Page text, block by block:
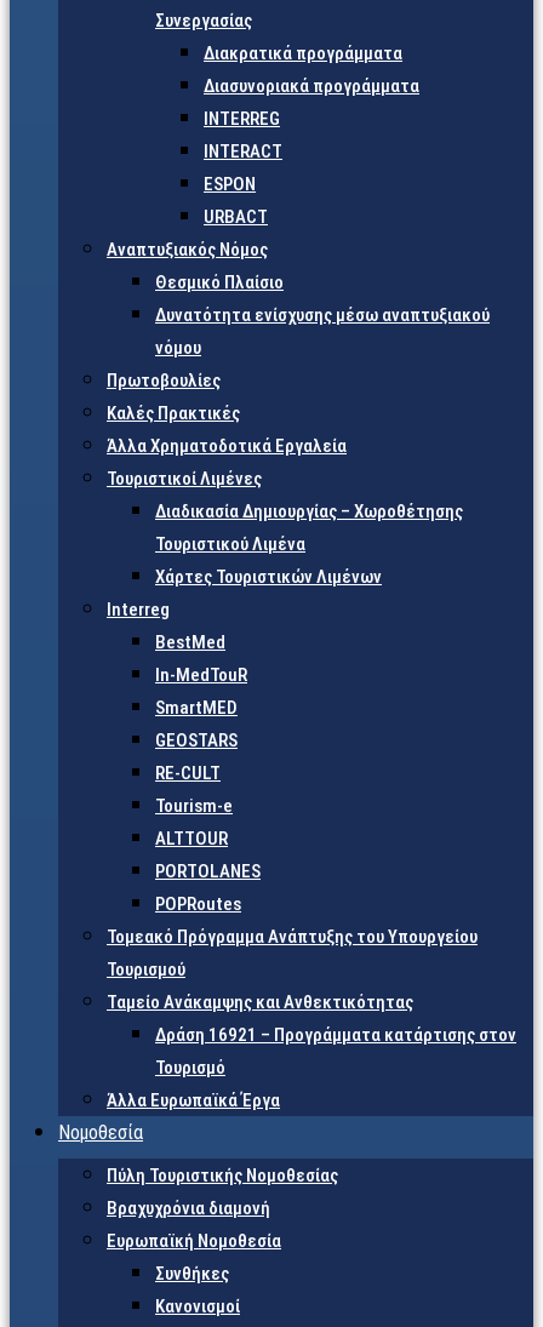
Συνεργασίας
Διακρατικά προγράμματα
Διασυνοριακά προγράμματα
INTERREG
INTERACT
ESPON
URBACT
Αναπτυξιακός Νόμος
Θεσμικό Πλαίσιο
Δυνατότητα ενίσχυσης μέσω αναπτυξιακού
νόμου
Πρωτοβουλίες
Καλές Πρακτικές
Άλλα Χρηματοδοτικά Εργαλεία
Τουριστικοί Λιμένες
Διαδικασία Δημιουργίας – Χωροθέτησης
Τουριστικού Λιμένα
Χάρτες Τουριστικών Λιμένων
Interreg
BestMed
In-MedTouR
SmartMED
GEOSTARS
RE-CULT
Tourism-e
ALTTOUR
PORTOLANES
POPRoutes
Τομεακό Πρόγραμμα Ανάπτυξης του Υπουργείου
Τουρισμού
Ταμείο Ανάκαμψης και Ανθεκτικότητας
Δράση 16921 – Προγράμματα κατάρτισης στον
Τουρισμό
Άλλα Ευρωπαϊκά Έργα
Νομοθεσία
Πύλη Τουριστικής Νομοθεσίας
Βραχυχρόνια διαμονή
Ευρωπαϊκή Νομοθεσία
Συνθήκες
Κανονισμοί